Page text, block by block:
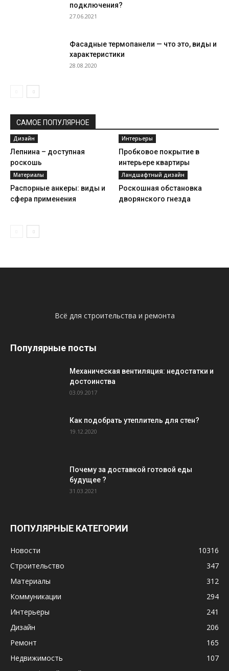
подключения?
27.06.2021
Фасадные термопанели — что это, виды и
характеристики
28.08.2020
САМОЕ ПОПУЛЯРНОЕ
Дизайн
Лепнина – доступная
роскошь
Интерьеры
Пробковое покрытие в
интерьере квартиры
Материалы
Распорные анкеры: виды и
сфера применения
Ландшафтный дизайн
Роскошная обстановка
дворянского гнезда
Всё для строительства и ремонта
Популярные посты
Механическая вентиляция: недостатки и
достоинства
03.09.2017
Как подобрать утеплитель для стен?
19.12.2020
Почему за доставкой готовой еды
будущее ?
31.03.2021
ПОПУЛЯРНЫЕ КАТЕГОРИИ
Новости
10316
Строительство
347
Материалы
312
Коммуникации
294
Интерьеры
241
Дизайн
206
Ремонт
165
Недвижимость
107